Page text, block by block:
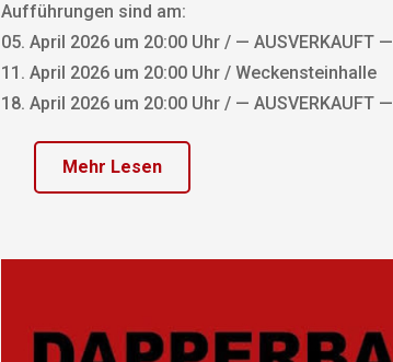
Aufführungen sind am:
05. April 2026 um 20:00 Uhr / — AUSVERKAUFT —
11. April 2026 um 20:00 Uhr / Weckensteinhalle
18. April 2026 um 20:00 Uhr / — AUSVERKAUFT —
Mehr Lesen